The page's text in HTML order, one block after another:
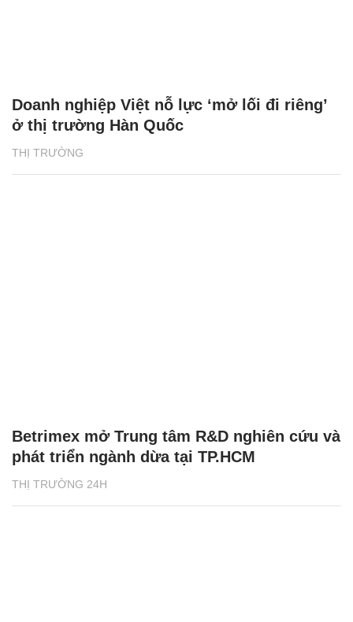
THỊ TRƯỜNG
Doanh nghiệp Việt nỗ lực ‘mở lối đi riêng’
ở thị trường Hàn Quốc
THỊ TRƯỜNG 24H
Betrimex mở Trung tâm R&D nghiên cứu và
phát triển ngành dừa tại TP.HCM